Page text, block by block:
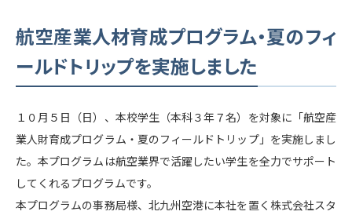
航空産業人材育成プログラム・夏のフィ
ールドトリップを実施しました
１０月５日（日）、本校学生（本科３年７名）を対象に「航空産
業人財育成プログラム・夏のフィールドトリップ」を実施しまし
た。本プログラムは航空業界で活躍したい学生を全力でサポート
してくれるプログラムです。
本プログラムの事務局様、北九州空港に本社を置く株式会社スタ